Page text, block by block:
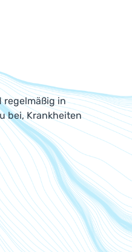
regelmäßig in
bei, Krankheiten